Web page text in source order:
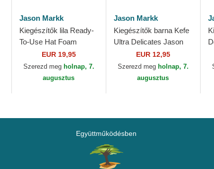
Jason Markk
Kiegészítők lila Ready-
To-Use Hat Foam
207ml / 7oz Jason
Markk
EUR 19,95
Szerezd meg holnap, 7.
augusztus
Jason Markk
Kiegészítők barna Kefe
Ultra Delicates Jason
EUR 12,95
Szerezd meg holnap, 7.
augusztus
Együttműködésben